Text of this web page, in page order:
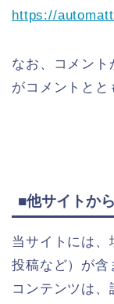
https://
なお、コメント
がコメントとと
■他サイトか
当サイトには、
投稿など）が含
コンテンツは、